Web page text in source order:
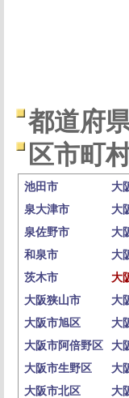
都道府
区市町
池田市 大
泉大津市
大
泉佐野市
大
和泉市
大
茨木市
大
大阪狭山市
大
大阪市旭区
大
大阪市阿倍野区
大
大阪市生野区
大
大阪市北区
大